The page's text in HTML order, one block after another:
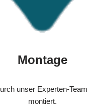
Montage
unser Experten-
montiert.